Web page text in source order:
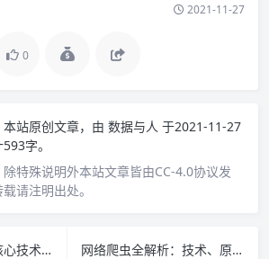
2021-11-27
0
本站原创文章，由 数据与人 于2021-11-27
字。
除特殊说明外本站文章皆由CC-4.0协议发
请注明出处。
JBoss 管理与开发核心技术（第三版）PDF下载
网络爬虫全解析：技术、原理与实践 PDF下载